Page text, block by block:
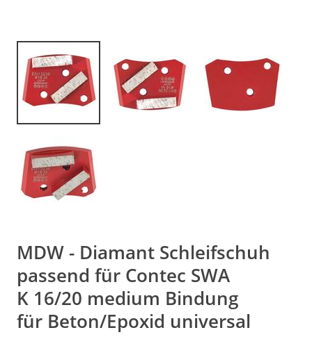
MDW - Diamant Schleifschuh
passend für Contec SWA
K 16/20 medium Bindung
für Beton/Epoxid universal